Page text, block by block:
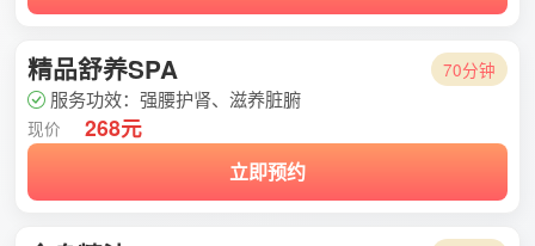
精品舒养SPA 70分钟
服务功效：强腰护肾、滋养脏腑
现价 268元
立即预约